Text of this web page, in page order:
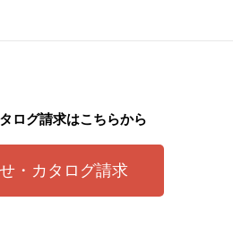
ログ請求はこちらから
・カタログ請求